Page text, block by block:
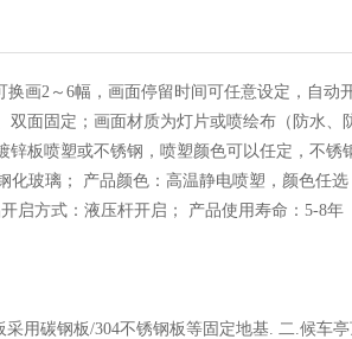
画2～6幅，画面停留时间可任意设定，自动
面固定；画面材质为灯片或喷绘布（防水、
板喷塑或不锈钢，喷塑颜色可以任定，不锈
玻璃； 产品颜色：高温静电喷塑，颜色任
启方式：液压杆开启； 产品使用寿命：5-8年
用碳钢板/304不锈钢板等固定地基. 二.候车